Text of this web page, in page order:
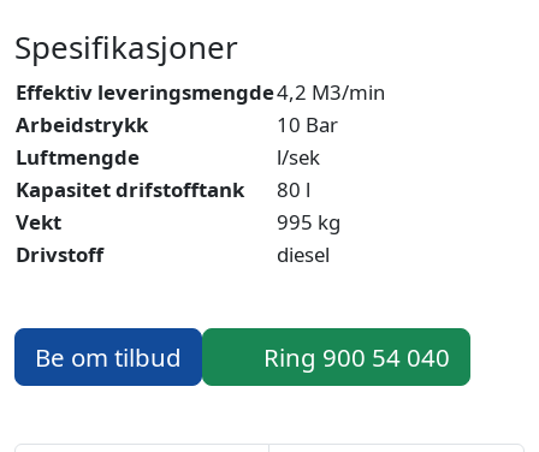
Spesifikasjoner
Effektiv leveringsmengde4,2 M3/min
Arbeidstrykk
10 Bar
Luftmengde
l/sek
Kapasitet drifstofftank
80 l
Vekt
995 kg
Drivstoff
diesel
Be om tilbud Ring 900 54 040